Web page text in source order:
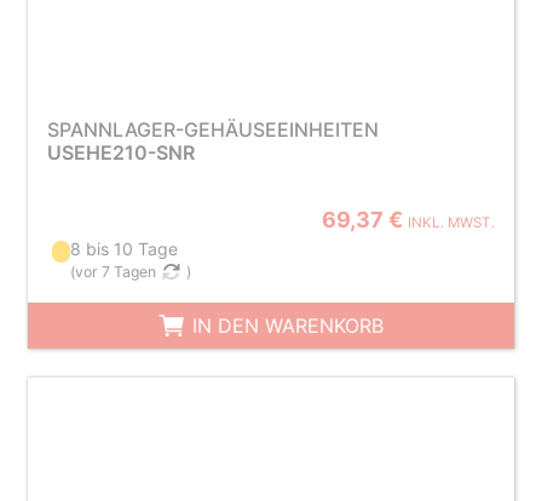
SPANNLAGER-GEHÄUSEEINHEITEN
USEHE210-SNR
69,37 € INKL. MWST.
8 bis 10 Tage
(vor 7 Tagen )
IN DEN WARENKORB